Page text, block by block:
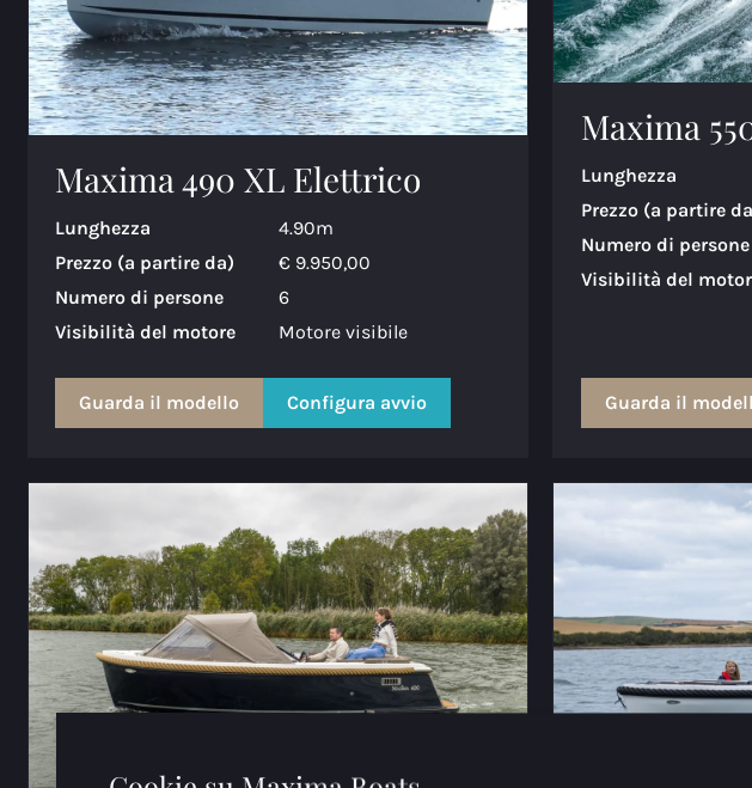
Maxima 490 XL Elettrico
Lunghezza
4.90m
Prezzo (a partire da)
€ 9.950,00
Numero di persone
6
Visibilità del motore
Motore visibile
Guarda il modello Configura avvio
Maxima
Lunghezza
Prezzo (a partire
Numero di persone
Visibilità del
Guarda il